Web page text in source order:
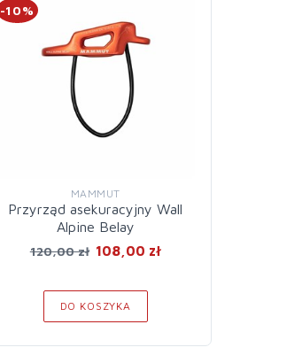
-10%
MAMMUT
Przyrząd asekuracyjny Wall
Alpine Belay
120,00 zł 108,00 zł
DO KOSZYKA